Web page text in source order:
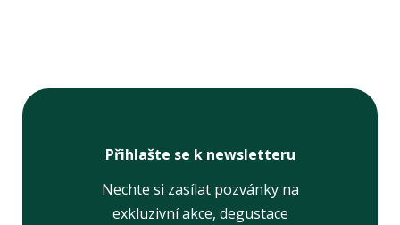
Přihlašte se k newsletteru
Nechte si zasílat pozvánky na
exkluzivní akce, degustace